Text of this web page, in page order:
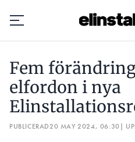
Prenumerera
Hantera
Fem
elfordon i nya
PUBLICERAD20 MAY 2024, 06:30 |